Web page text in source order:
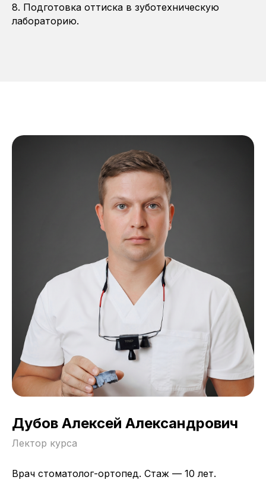
8. Подготовка оттиска в зуботехническую
лабораторию.
Дубов Алексей Александрович
Лектор курса
Врач стоматолог-ортопед. Стаж — 10 лет.
8 800 555-79-94
academy@greendent.ru